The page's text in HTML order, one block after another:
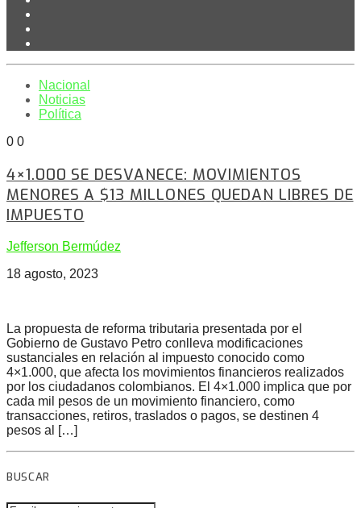
Nacional
Noticias
Política
0 0
4×1.000 SE DESVANECE: MOVIMIENTOS
MENORES A $13 MILLONES QUEDAN LIBRES DE
IMPUESTO
Jefferson Bermúdez
18 agosto, 2023
La propuesta de reforma tributaria presentada por el
Gobierno de Gustavo Petro conlleva modificaciones
sustanciales en relación al impuesto conocido como
4×1.000, que afecta los movimientos financieros realizados
por los ciudadanos colombianos. El 4×1.000 implica que por
cada mil pesos de un movimiento financiero, como
transacciones, retiros, traslados o pagos, se destinen 4
pesos al […]
BUSCAR